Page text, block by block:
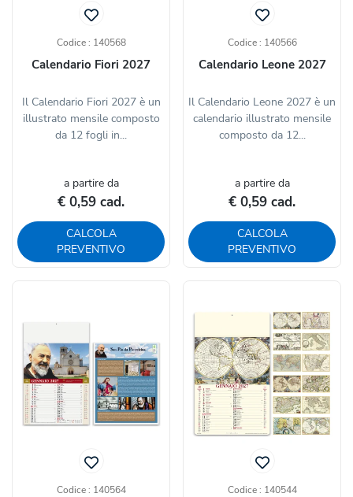
Codice : 140568
Calendario Fiori 2027
Il Calendario Fiori 2027 è un
illustrato mensile composto
da 12 fogli in...
a partire da
€ 0,59 cad.
CALCOLA
PREVENTIVO
Codice : 140566
Calendario Leone 2027
Il Calendario Leone 2027 è un
calendario illustrato mensile
composto da 12...
a partire da
€ 0,59 cad.
CALCOLA
PREVENTIVO
Codice : 140564 Codice : 140544